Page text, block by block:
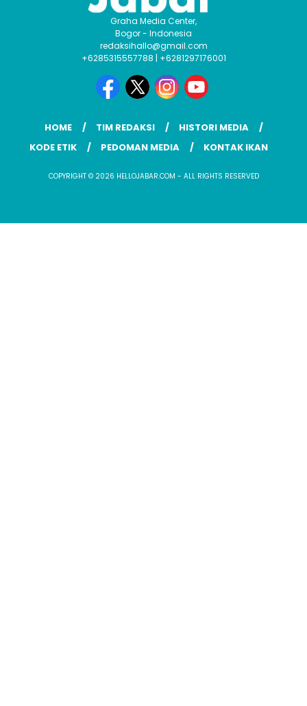
Graha Media Center,
Bogor - Indonesia
redaksihallo@gmail.com
+6285315557788 | +6281297176001
HOME TIM REDAKSI
HISTORI MEDIA
KODE ETIK
PEDOMAN MEDIA KONTAK IKAN
COPYRIGHT © 2026 HELLOJABAR.COM - ALL RIGHTS RESERVED